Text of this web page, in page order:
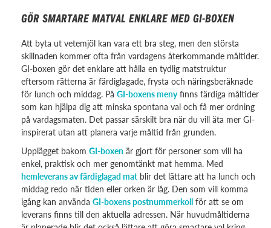
GÖR SMARTARE MATVAL ENKLARE MED GI-BOXEN
Att byta ut vetemjöl kan vara ett bra steg, men den största
skillnaden kommer ofta från vardagens återkommande måltider.
GI-boxen gör det enklare att hålla en tydlig matstruktur
eftersom rätterna är färdiglagade, frysta och näringsberäknade
för lunch och middag. På GI-boxens menyfinns färdiga måltider
som kan hjälpa dig att minska spontana val och få mer ordning
på vardagsmaten. Det passar särskilt bra när du vill äta mer GI-
inspirerat utan att planera varje måltid från grunden.
Upplägget bakom GI-boxen är gjort för personer som vill ha
enkel, praktisk och mer genomtänkt mat hemma. Med
hemleverans av färdiglagad mat blir det lättare att ha lunch och
middag redo när tiden eller orken är låg. Den som vill komma
igång kan använda GI-boxens postnummerkoll för att se om
leverans finns till den aktuella adressen. När huvudmåltiderna